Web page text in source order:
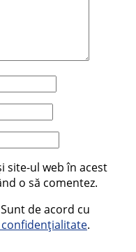
site-ul web în acest
o să comentez.
Sunt de acord cu
.